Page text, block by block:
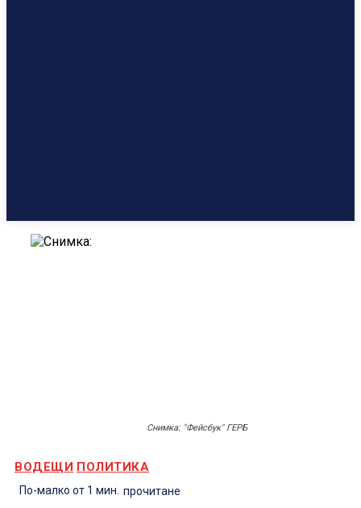
Снимка: "Фейсбук" ГЕРБ
ВОДЕЩИ ПОЛИТИКА
По-малко от 1 мин. прочитане